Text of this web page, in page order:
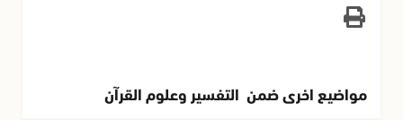
مواضيع اخرى ضمن التفسير وعلوم القرآن